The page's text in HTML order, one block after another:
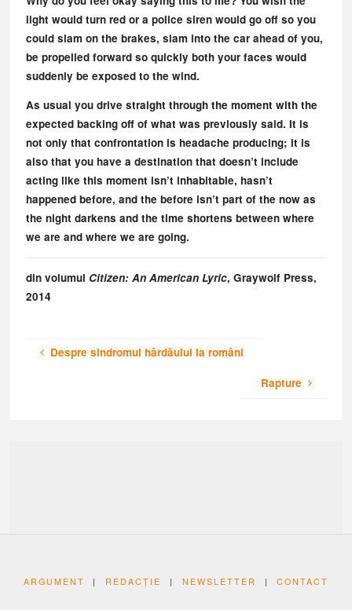
light would turn red or a police siren would go off so you
could slam on the brakes, slam into the car ahead of you,
be propelled forward so quickly both your faces would
suddenly be exposed to the wind.
As usual you drive straight through the moment with the
expected backing off of what was previously said. It is
not only that confrontation is headache producing; it is
also that you have a destination that doesn’t include
acting like this moment isn’t inhabitable, hasn’t
happened before, and the before isn’t part of the now as
the night darkens and the time shortens between where
we are and where we are going.
din volumul Citizen: An American Lyric, Graywolf Press,
2014
Despre sindromul hârdăului la români
Rapture
ARGUMENT | REDACȚIE | NEWSLETTER | CONTACT